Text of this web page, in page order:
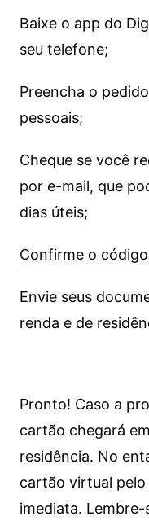
Baixe o app do
seu telefone;
Preencha o
pessoais;
Cheque se você
por e-mail, que
dias úteis;
Confirme o
Envie seus
renda e de
Pronto! Caso a
cartão chegará
residência. No
cartão virtual
imediata. Lembre-